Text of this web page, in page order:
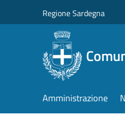
Regione Sardegna
Amministrazione